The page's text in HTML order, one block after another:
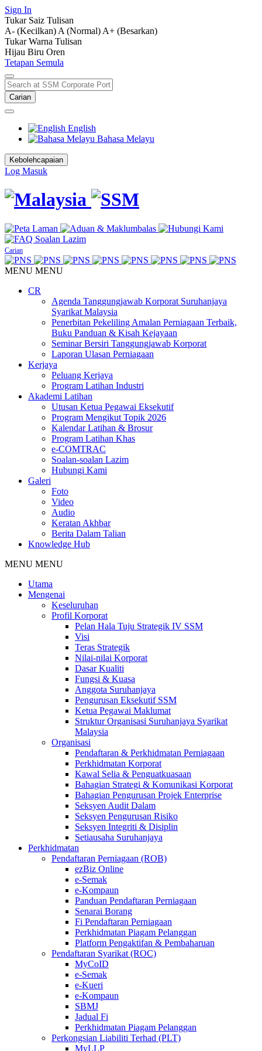
Sign In
Tukar Saiz Tulisan
A- (Kecilkan) A (Normal) A+ (Besarkan)
Tukar Warna Tulisan
Hijau Biru Oren
Tetapan Semula
Carian
English
Bahasa Melayu
Kebolehcapaian
Log Masuk
Carian
MENU MENU
CR
Agenda Tanggungjawab Korporat Suruhanjaya
Syarikat Malaysia
Penerbitan Pekeliling Amalan Perniagaan Terbaik,
Buku Panduan & Kisah Kejayaan
Seminar Bersiri Tanggungjawab Korporat
Laporan Ulasan Perniagaan
Kerjaya
Peluang Kerjaya
Program Latihan Industri
Akademi Latihan
Utusan Ketua Pegawai Eksekutif
Program Mengikut Topik 2026
Kalendar Latihan & Brosur
Program Latihan Khas
e-COMTRAC
Soalan-soalan Lazim
Hubungi Kami
Galeri
Foto
Video
Audio
Keratan Akhbar
Berita Dalam Talian
Knowledge Hub
MENU MENU
Utama
Mengenai
Keseluruhan
Profil Korporat
Pelan Hala Tuju Strategik IV SSM
Visi
Teras Strategik
Nilai-nilai Korporat
Dasar Kualiti
Fungsi & Kuasa
Anggota Suruhanjaya
Pengurusan Eksekutif SSM
Ketua Pegawai Maklumat
Struktur Organisasi Suruhanjaya Syarikat
Malaysia
Organisasi
Pendaftaran & Perkhidmatan Perniagaan
Perkhidmatan Korporat
Kawal Selia & Penguatkuasaan
Bahagian Strategi & Komunikasi Korporat
Bahagian Pengurusan Projek Enterprise
Seksyen Audit Dalam
Seksyen Pengurusan Risiko
Seksyen Integriti & Disiplin
Setiausaha Suruhanjaya
Perkhidmatan
Pendaftaran Perniagaan (ROB)
ezBiz Online
e-Semak
e-Kompaun
Panduan Pendaftaran Perniagaan
Senarai Borang
Fi Pendaftaran Perniagaan
Perkhidmatan Piagam Pelanggan
Platform Pengaktifan & Pembaharuan
Pendaftaran Syarikat (ROC)
MyCoID
e-Semak
e-Kueri
e-Kompaun
SBMJ
Jadual Fi
Perkhidmatan Piagam Pelanggan
Perkongsian Liabiliti Terhad (PLT)
MyLLP